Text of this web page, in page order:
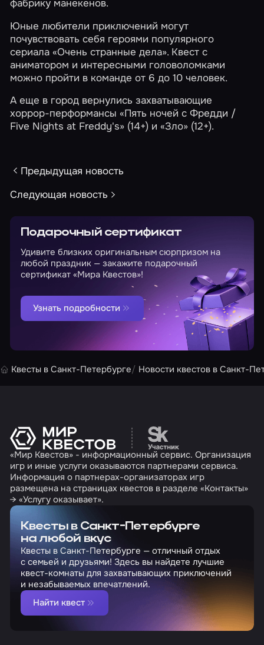
фабрику манекенов.
Юные любители приключений могут
почувствовать себя героями популярного
сериала«Очень странные дела». Квест с
аниматором и интересными головоломками
можно пройти в команде от 6 до 10 человек.
А еще в город вернулись захватывающие
хоррор-перформансы«Пять ночей с Фредди /
Five Nights at Freddy's» (14+) и«Зло» (12+).
Предыдущая новость
Следующая новость
Подарочный сертификат
Удивите близких оригинальным сюрпризом на
любой праздник — закажите подарочный
сертификат «Мира Квестов»!
Узнать подробности
Квесты в Санкт-Петербурге Новости квестов в Санкт-
Перейти на сайт
«Мир Квестов» - информационный сервис. Организация
игр и иные услуги оказываются партнерами сервиса.
Информация о партнерах-организаторах игр
размещена на страницах квестов в разделе «Контакты»
→ «Услугу оказывает».
Квесты в Санкт-Петербурге
на любой вкус
Квесты в Санкт-Петербурге — отличный отдых
с семьей и друзьями! Здесь вы найдете лучшие
квест-комнаты для захватывающих приключений
и незабываемых впечатлений.
Найти квест